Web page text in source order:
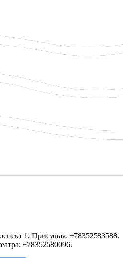
1. Приемная: +78352583588.
+78352580096.